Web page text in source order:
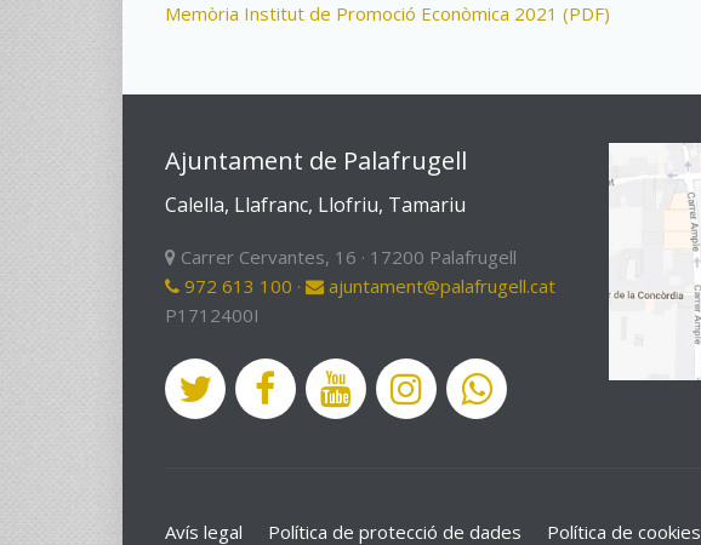
Memòria Institut de Promoció Econòmica 2021 (PDF)
Ajuntament de Palafrugell
Calella, Llafranc, Llofriu, Tamariu
Carrer Cervantes, 16 · 17200 Palafrugell
972 613 100 ·
ajuntament@palafrugell.cat
P1712400I
Avís legal Política de protecció de dades Política de cookies